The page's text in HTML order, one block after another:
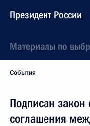
Президент России
Материалы по
События
Подписан
соглашения